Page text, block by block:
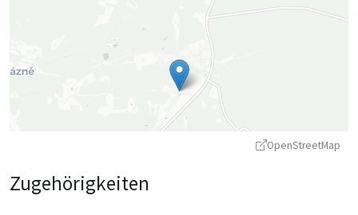
OpenStreetMap
Zugehörigkeiten